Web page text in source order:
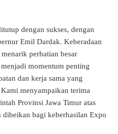
dengan sukses, dengan
Emil Dardak. Keberadaan
perhatian besar
momentum penting
dan kerja sama yang
menyampaikan terima
Provinsi Jawa Timur atas
bagi keberhasilan Expo